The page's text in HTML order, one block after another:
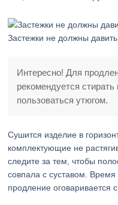
Застежки не должны
Интересно! Для
рекомендуется
пользоваться утюгом.
Сушится изделие в
комплектующие не
следите за тем, чтобы
совпала с суставом.
продление оговаривается